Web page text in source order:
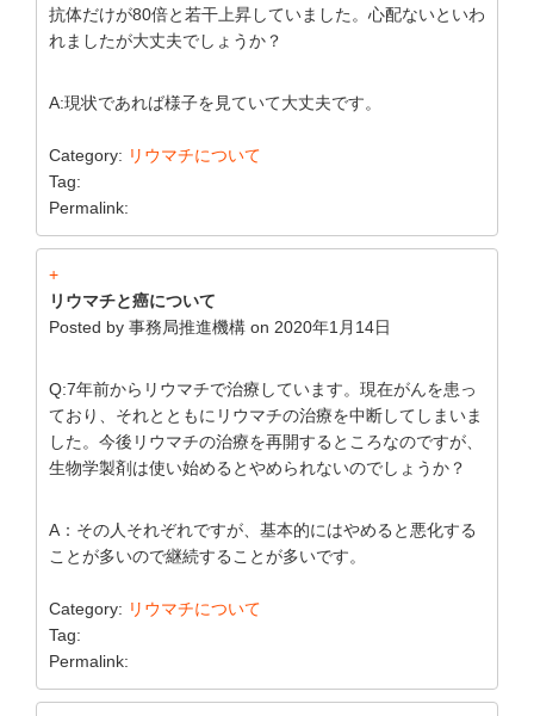
抗体だけが80倍と若干上昇していました。心配ないといわ
れましたが大丈夫でしょうか？
A:現状であれば様子を見ていて大丈夫です。
Category: リウマチについて
Tag:
Permalink:
+
リウマチと癌について
Posted by 事務局推進機構 on 2020年1月14日
Q:7年前からリウマチで治療しています。現在がんを患っ
ており、それとともにリウマチの治療を中断してしまいま
した。今後リウマチの治療を再開するところなのですが、
生物学製剤は使い始めるとやめられないのでしょうか？
A：その人それぞれですが、基本的にはやめると悪化する
ことが多いので継続することが多いです。
Category: リウマチについて
Tag:
Permalink: